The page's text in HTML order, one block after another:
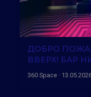
ДОБРО
ВВЕРХ! БАР
360 Space ·